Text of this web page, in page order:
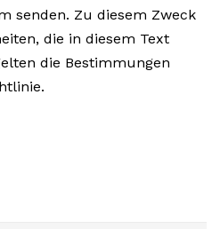
senden. Zu diesem Zweck
die in diesem Text
die Bestimmungen